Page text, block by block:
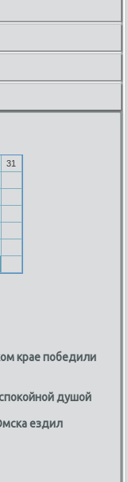
31
крае победили
душой
ездил